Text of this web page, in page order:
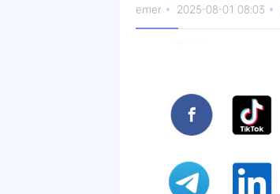
emer 2025-08-01 08:03